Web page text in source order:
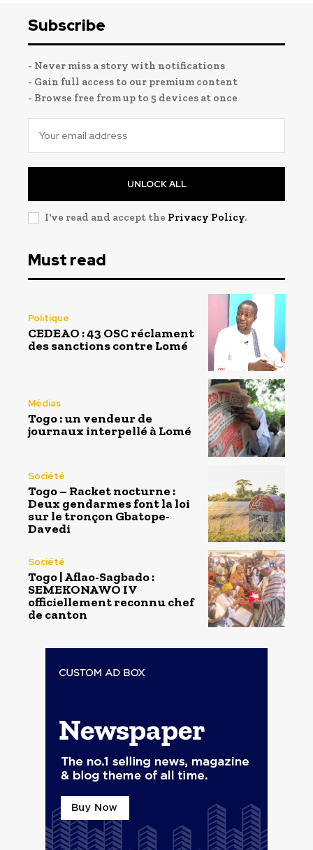
Subscribe
- Never miss a story with notifications
- Gain full access to our premium content
- Browse free from up to 5 devices at once
UNLOCK ALL
I've read and accept the Privacy Policy.
Must read
Politique
CEDEAO : 43 OSC réclament
des sanctions contre Lomé
Médias
Togo : un vendeur de
journaux interpellé à Lomé
Société
Togo – Racket nocturne :
Deux gendarmes font la loi
sur le tronçon Gbatope-
Davedi
Société
Togo | Aflao-Sagbado :
SEMEKONAWO IV
officiellement reconnu chef
de canton